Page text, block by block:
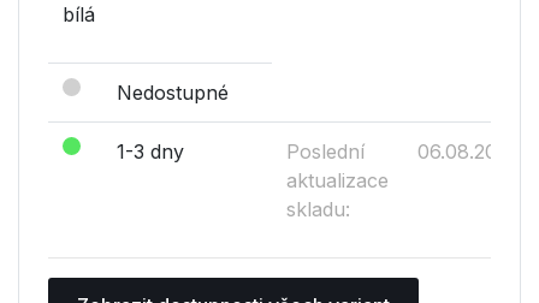
bílá
Nedostupné
1-3 dny
Poslední
aktualizace
skladu:
06.08.2026